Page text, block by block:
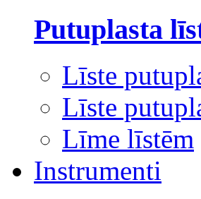
Putuplasta
Līste
Līste
Līme līstēm
Instrumenti